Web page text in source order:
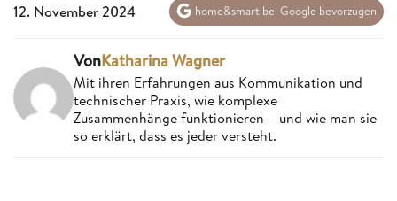
12. November 2024 home&smart bei Google bevorzugen
VonKatharina Wagner
Mit ihren Erfahrungen aus Kommunikation und
technischer Praxis, wie komplexe
Zusammenhänge funktionieren – und wie man sie
so erklärt, dass es jeder versteht.